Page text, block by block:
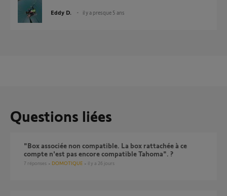
Eddy D. il y a presque 5 ans
Questions liées
"Box associée non compatible. La box rattachée à ce
compte n'est pas encore compatible Tahoma". ?
7 réponses DOMOTIQUE il y a 26 jours